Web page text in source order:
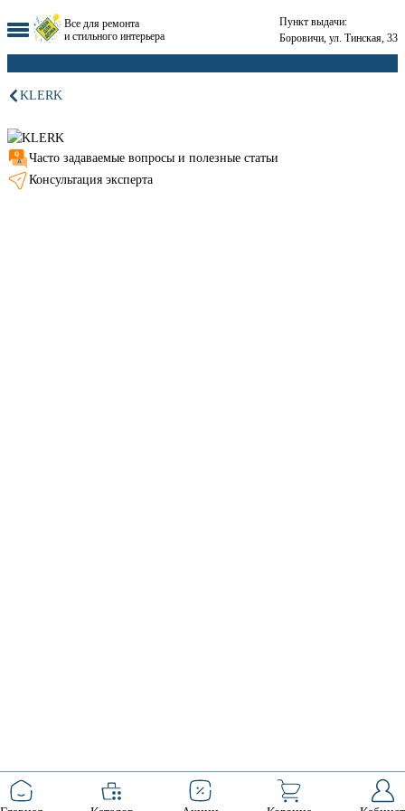
Все для ремонта
и стильного интерьера
Пункт выдачи:
Боровичи, ул. Тинская, 33
KLERK
Часто задаваемые вопросы и полезные статьи
Консультация эксперта